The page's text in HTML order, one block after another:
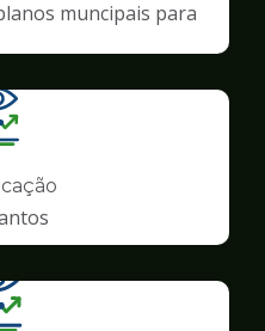
muncipais para
Transparência